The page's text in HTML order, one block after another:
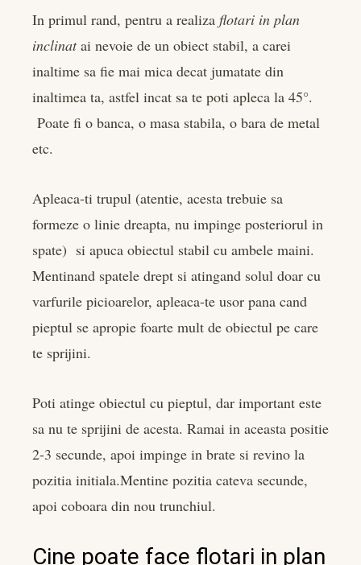
In primul rand, pentru a realiza flotari in plan
inclinatai nevoie de un obiect stabil, a carei
inaltime sa fie mai mica decat jumatate din
inaltimea ta, astfel incat sa te poti apleca la 45°.
Poate fi o banca, o masa stabila, o bara de metal
etc.
Apleaca-ti trupul (atentie, acesta trebuie sa
formeze o linie dreapta, nu impinge posteriorul in
spate) si apuca obiectul stabil cu ambele maini.
Mentinand spatele drept si atingand solul doar cu
varfurile picioarelor, apleaca-te usor pana cand
pieptul se apropie foarte mult de obiectul pe care
te sprijini.
Poti atinge obiectul cu pieptul, dar important este
sa nu te sprijini de acesta. Ramai in aceasta positie
2-3 secunde, apoi impinge in brate si revino la
pozitia initiala.Mentine pozitia cateva secunde,
apoi coboara din nou trunchiul.
Cine poate face flotari in plan